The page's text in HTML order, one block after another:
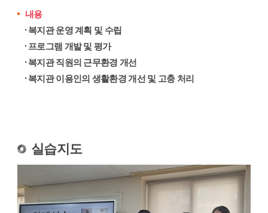
내용
복지관 운영 계획 및 수립
프로그램 개발 및 평가
복지관 직원의 근무환경 개선
복지관 이용인의 생활환경 개선 및 고충 처리
실습지도